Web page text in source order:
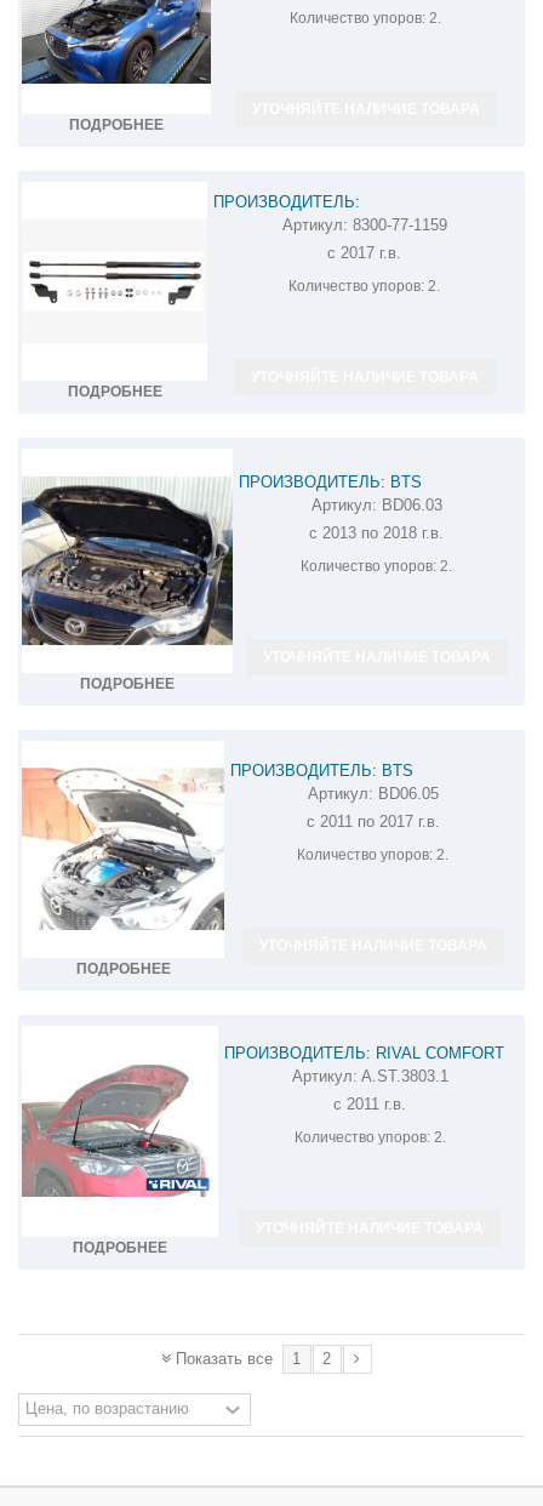
ПОДРОБНЕЕ
Количество упоров: 2.
ПОДРОБНЕЕ
ПРОИЗВОДИТЕЛЬ:
АМОРТИЗАТОРЫ (УПОРЫ) КАПОТА НА
MAZDA CX-9 8300-77-1159
Артикул: 8300-77-1159
с 2017 г.в.
Количество упоров: 2.
ПОДРОБНЕЕ
ПРОИЗВОДИТЕЛЬ: BTS
АМОРТИЗАТОР (УПОР) КАПОТА НА
MAZDA 6 BD06.03
Артикул: BD06.03
с 2013 по 2018 г.в.
Количество упоров: 2.
ПОДРОБНЕЕ
ПРОИЗВОДИТЕЛЬ: BTS
АМОРТИЗАТОР (УПОР) КАПОТА НА
MAZDA CX-5 BD06.05
Артикул: BD06.05
с 2011 по 2017 г.в.
Количество упоров: 2.
ПОДРОБНЕЕ
ПРОИЗВОДИТЕЛЬ: RIVAL COMFORT
АМОРТИЗАТОР (УПОР) КАПОТА НА
MAZDA CX-5 A.ST.3803.1
Артикул: A.ST.3803.1
с 2011 г.в.
Количество упоров:2.
Показать все 1 2